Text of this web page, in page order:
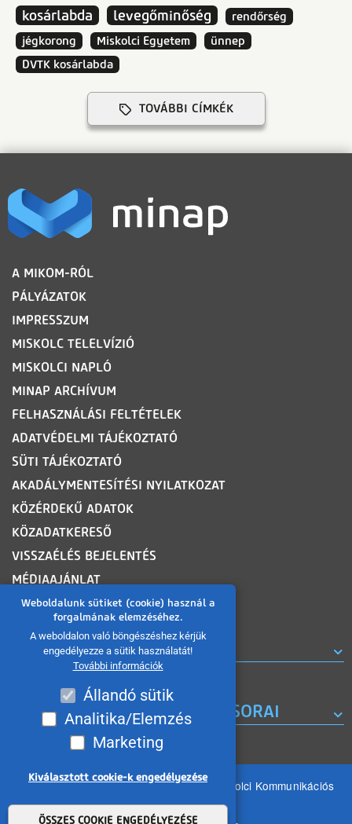
Weboldalunk sütiket (cookie) használ a
forgalmának elemzéséhez.
A weboldalon való böngészéshez kérjük
engedélyezze a sütik használatát!
További információk
Állandó sütik
Analitika/Elemzés
Marketing
Kiválasztott cookie-k engedélyezése
ÖSSZES COOKIE ENGEDÉLYEZÉSE
kosárlabda
levegőminőség
rendőrség
jégkorong
Miskolci Egyetem
ünnep
DVTK kosárlabda
TOVÁBBI CÍMKÉK
LÁBLÉC
A MIKOM-RÓL
PÁLYÁZATOK
IMPRESSZUM
MISKOLC TELELVÍZIÓ
MISKOLCI NAPLÓ
MINAP ARCHÍVUM
FELHASZNÁLÁSI FELTÉTELEK
ADATVÉDELMI TÁJÉKOZTATÓ
SÜTI TÁJÉKOZTATÓ
AKADÁLYMENTESÍTÉSI NYILATKOZAT
KÖZÉRDEKŰ ADATOK
KÖZADATKERESŐ
VISSZAÉLÉS BEJELENTÉS
MÉDIAAJÁNLAT
OLDALTÉRKÉP
ROVATOK
A MISKOLC TV KORÁBBI MŰSORAI
Minden jog fenntartva 2026 © MIKOM Miskolci Kommunikációs
Nonprofit Kft.